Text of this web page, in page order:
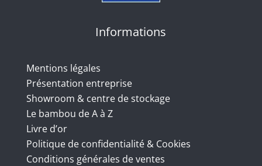
Informations
Mentions légales
Présentation entreprise
Showroom & centre de stockage
Le bambou de A à Z
Livre d’or
Politique de confidentialité & Cookies
Conditions générales de ventes